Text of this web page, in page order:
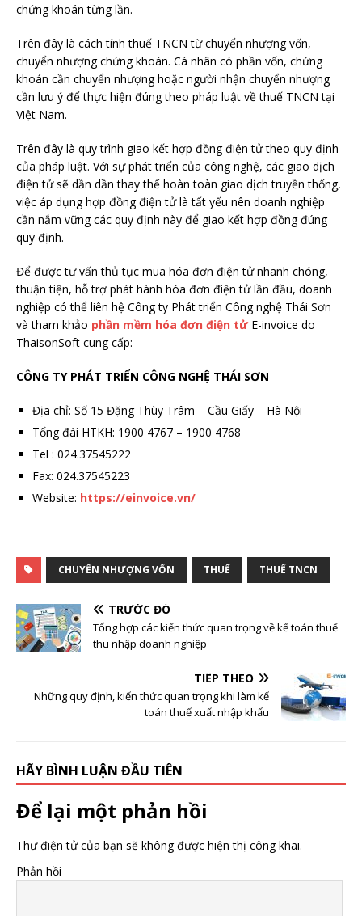
chứng khoán từng lần.
Trên đây là cách tính thuế TNCN từ chuyển nhượng vốn,
chuyển nhượng chứng khoán. Cá nhân có phần vốn, chứng
khoán cần chuyển nhượng hoặc người nhận chuyển nhượng
cần lưu ý để thực hiện đúng theo pháp luật về thuế TNCN tại
Việt Nam.
Trên đây là quy trình giao kết hợp đồng điện tử theo quy định
của pháp luật. Với sự phát triển của công nghệ, các giao dịch
điện tử sẽ dần dần thay thế hoàn toàn giao dịch truyền thống,
việc áp dụng hợp đồng điện tử là tất yếu nên doanh nghiệp
cần nắm vững các quy định này để giao kết hợp đồng đúng
quy định.
Để được tư vấn thủ tục mua hóa đơn điện tử nhanh chóng,
thuận tiện, hỗ trợ phát hành hóa đơn điện tử lần đầu, doanh
nghiệp có thể liên hệ Công ty Phát triển Công nghệ Thái Sơn
và tham khảo phần mềm hóa đơn điện tửE-invoice do
ThaisonSoft cung cấp:
CÔNG TY PHÁT TRIỂN CÔNG NGHỆ THÁI SƠN
Địa chỉ: Số 15 Đặng Thùy Trâm – Cầu Giấy – Hà Nội
Tổng đài HTKH: 1900 4767 – 1900 4768
Tel : 024.37545222
Fax: 024.37545223
Website: https://einvoice.vn/
CHUYẾN NHƯỢNG VỐN THUẾ THUẾ TNCN
TRƯỚC ĐÓ
Tổng hợp các kiến thức quan trọng về kế toán thuế
thu nhập doanh nghiệp
TIẾP THEO
Những quy định, kiến thức quan trọng khi làm kế
toán thuế xuất nhập khẩu
HÃY BÌNH LUẬN ĐẦU TIÊN
Để lại một phản hồi
Thư điện tử của bạn sẽ không được hiện thị công khai.
Phản hồi